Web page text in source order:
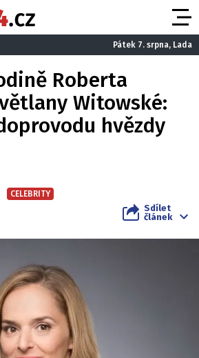
Pátek 7. srpna, Lada
Roberta
Witowské:
hvězdy
CELEBRITY
Sdílet
článek